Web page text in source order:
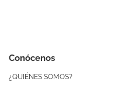
Conócenos
¿QUIÉNES SOMOS?